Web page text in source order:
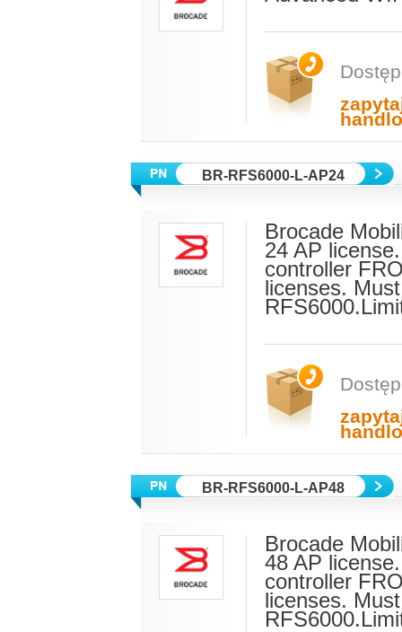
BR-RFS6000-L-AP24
Brocade
24 AP
controller
licenses.
BR-RFS6000-L-AP48
Brocade
48 AP
controller
licenses.